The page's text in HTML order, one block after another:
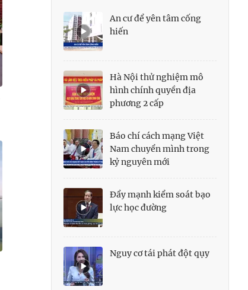
An cư để yên tâm cống
hiến
Hà Nội thử nghiệm mô
hình chính quyền địa
phương 2 cấp
Báo chí cách mạng Việt
Nam chuyển mình trong
kỷ nguyên mới
Đẩy mạnh kiểm soát bạo
lực học đường
Nguy cơ tái phát đột qụy